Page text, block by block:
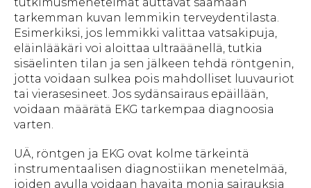
tutkimusmenetelmät auttavat saamaan
tarkemman kuvan lemmikin terveydentilasta.
Esimerkiksi, jos lemmikki valittaa vatsakipuja,
eläinlääkäri voi aloittaa ultraäänellä, tutkia
sisäelinten tilan ja sen jälkeen tehdä röntgenin,
jotta voidaan sulkea pois mahdolliset luuvauriot
tai vierasesineet. Jos sydänsairaus epäillään,
voidaan määrätä EKG tarkempaa diagnoosia
varten.
UÄ, röntgen ja EKG ovat kolme tärkeintä
instrumentaalisen diagnostiikan menetelmää,
joiden avulla voidaan havaita monia sairauksia